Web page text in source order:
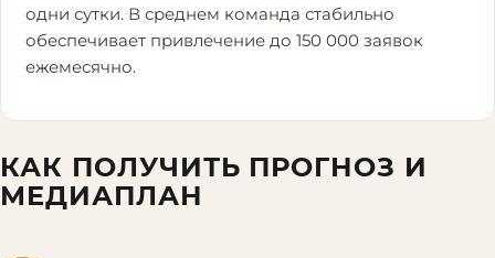
одни сутки. В среднем команда стабильно
обеспечивает привлечение до 150 000 заявок
ежемесячно.
КАК ПОЛУЧИТЬ ПРОГНОЗ И
МЕДИАПЛАН